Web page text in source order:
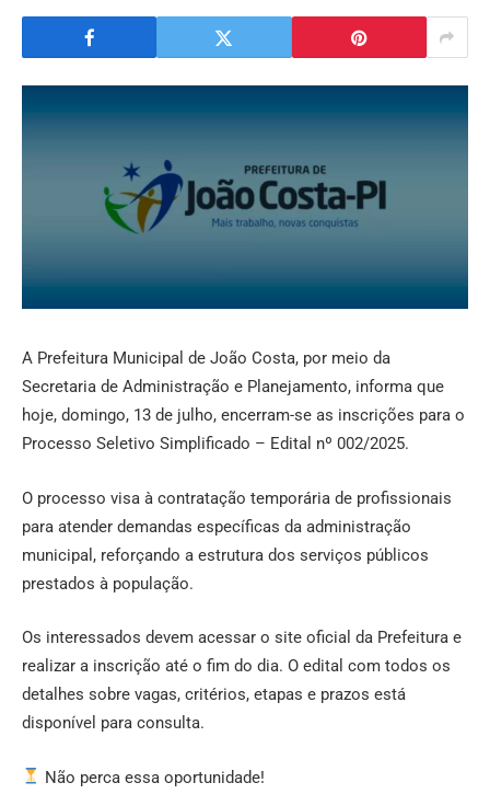
A Prefeitura Municipal de João Costa, por meio da
Secretaria de Administração e Planejamento, informa que
hoje, domingo, 13 de julho, encerram-se as inscrições para o
Processo Seletivo Simplificado – Edital nº 002/2025.
O processo visa à contratação temporária de profissionais
para atender demandas específicas da administração
municipal, reforçando a estrutura dos serviços públicos
prestados à população.
Os interessados devem acessar o site oficial da Prefeitura e
realizar a inscrição até o fim do dia. O edital com todos os
detalhes sobre vagas, critérios, etapas e prazos está
disponível para consulta.
Não perca essa oportunidade!